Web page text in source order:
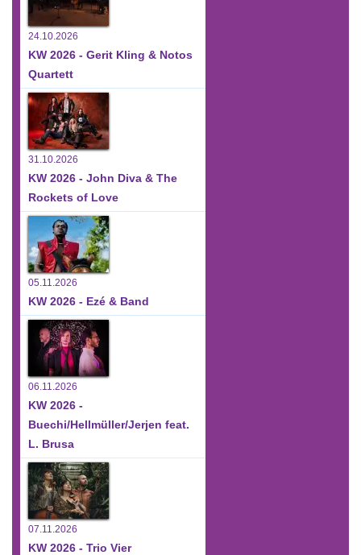
24.10.2026
KW 2026 - Gerit Kling & Notos
Quartett
31.10.2026
KW 2026 - John Diva & The
Rockets of Love
05.11.2026
KW 2026 - Ezé & Band
06.11.2026
KW 2026 -
Buechi/Hellmüller/Jerjen feat.
L. Brusa
07.11.2026
KW 2026 - Trio Vier